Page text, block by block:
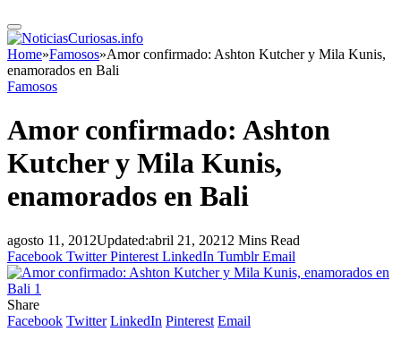
Home»Famosos»Amor confirmado: Ashton Kutcher y Mila Kunis,
enamorados en Bali
Famosos
Amor confirmado: Ashton
Kutcher y Mila Kunis,
enamorados en Bali
agosto 11, 2012Updated:abril 21, 2021 2 Mins Read
Facebook Twitter Pinterest LinkedIn Tumblr Email
Share
Facebook Twitter LinkedIn Pinterest Email